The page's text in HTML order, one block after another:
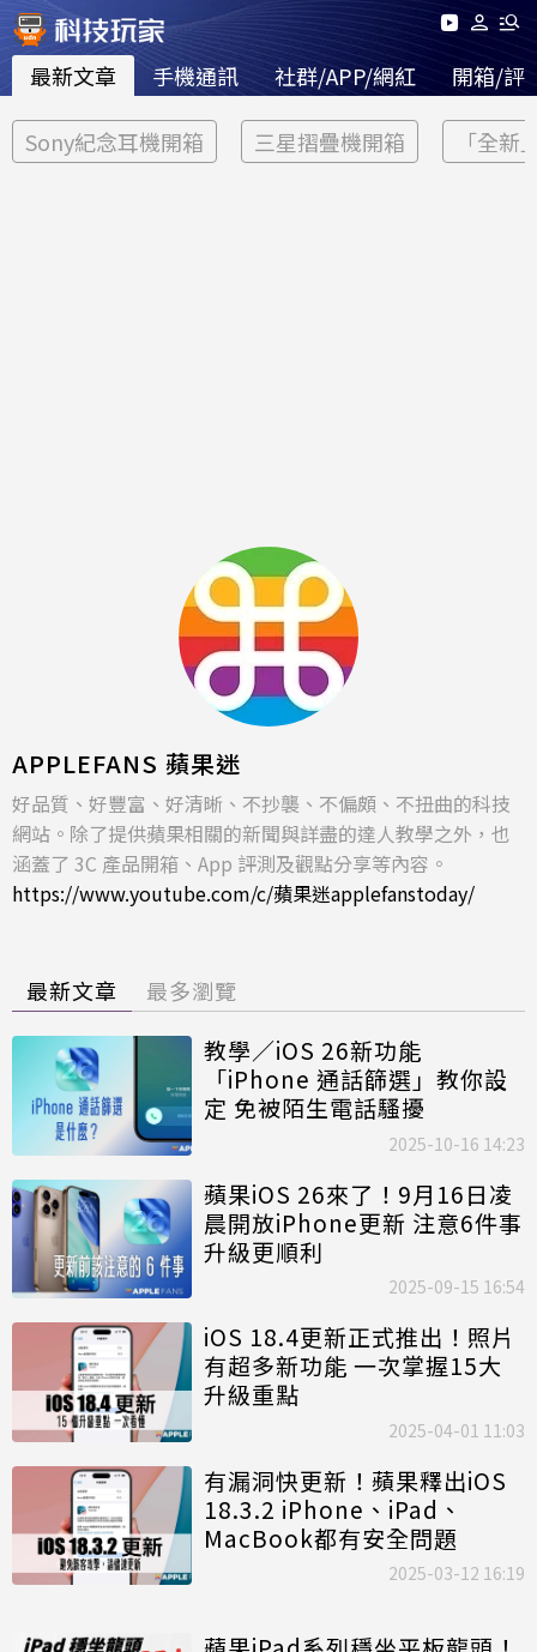
最新文章 手機通訊 社群/APP/網紅 開箱/評
Sony紀念耳機開箱 三星摺疊機開箱 「全新
APPLEFANS 蘋果迷
好品質、好豐富、好清晰、不抄襲、不偏頗、不扭曲的科技
網站。除了提供蘋果相關的新聞與詳盡的達人教學之外，也
涵蓋了 3C 產品開箱、App 評測及觀點分享等內容。
https://www.youtube.com/c/蘋果迷applefanstoday/
最新文章 最多瀏覽
教學／iOS 26新功能
「iPhone 通話篩選」教你設
定 免被陌生電話騷擾
2025-10-16 14:23
蘋果iOS 26來了！9月16日凌
晨開放iPhone更新 注意6件事
升級更順利
2025-09-15 16:54
iOS 18.4更新正式推出！照片
有超多新功能 一次掌握15大
升級重點
2025-04-01 11:03
有漏洞快更新！蘋果釋出iOS
18.3.2 iPhone、iPad、
MacBook都有安全問題
2025-03-12 16:19